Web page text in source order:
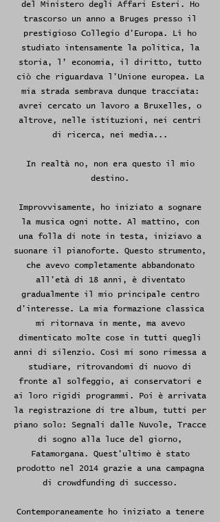
del Ministero degli Affari Esteri. Ho
trascorso un anno a Bruges presso il
prestigioso Collegio d'Europa. Lì ho
studiato intensamente la politica, la
storia, l’ economia, il diritto, tutto
ciò che riguardava l'Unione europea. La
mia strada sembrava dunque tracciata:
avrei cercato un lavoro a Bruxelles, o
altrove, nelle istituzioni, nei centri
di ricerca, nei media...
In realtà no, non era questo il mio
destino.
Improvvisamente, ho iniziato a sognare
la musica ogni notte. Al mattino, con
una folla di note in testa, iniziavo a
suonare il pianoforte. Questo strumento,
che avevo completamente abbandonato
all'età di 18 anni, è diventato
gradualmente il mio principale centro
d'interesse. La mia formazione classica
mi ritornava in mente, ma avevo
dimenticato molte cose in tutti quegli
anni di silenzio. Così mi sono rimessa a
studiare, ritrovandomi di nuovo di
fronte al solfeggio, ai conservatori e
ai loro rigidi programmi. Poi è arrivata
la registrazione di tre album, tutti per
piano solo: Segnali dalle Nuvole, Tracce
di sogno alla luce del giorno,
Fatamorgana. Quest'ultimo è stato
prodotto nel 2014 grazie a una campagna
di crowdfunding di successo.
Contemporaneamente ho iniziato a tenere